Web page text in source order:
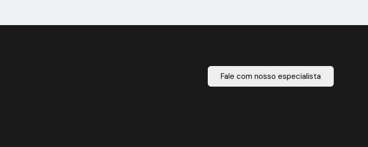
Fale com nosso especialista